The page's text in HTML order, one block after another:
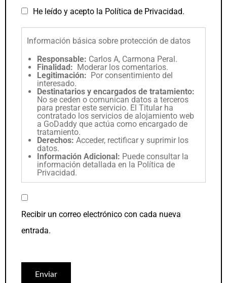
He leído y acepto la Política de Privacidad.
Información básica sobre protección de datos
Responsable: Carlos A, Carmona Peral.
Finalidad: Moderar los comentarios.
Legitimación: Por consentimiento del
interesado.
Destinatarios y encargados de tratamiento:
No se ceden o comunican datos a terceros
para prestar este servicio. El Titular ha
contratado los servicios de alojamiento web
a GoDaddy que actúa como encargado de
tratamiento.
Derechos: Acceder, rectificar y suprimir los
datos.
Información Adicional: Puede consultar la
información detallada en la Política de
Privacidad.
Recibir un correo electrónico con cada nueva
entrada.